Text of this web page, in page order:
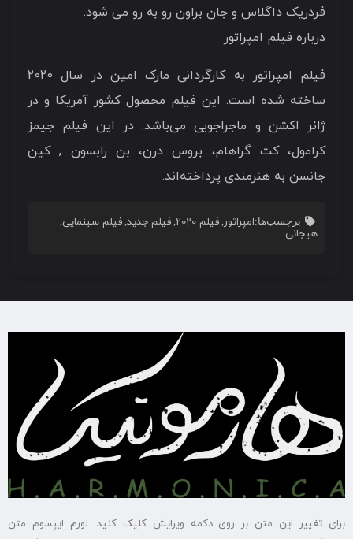
فردریک داگلاس و جان براون رو به رو می شود.
درباره فیلم امپراتور
فیلم امپراتور به کارگردانی مارک امین در سال 2020
ساخته شده است. این فیلم محصول کشور آمریکا و در
ژانر اکشن و ماجراجویی می‌باشد. در این فیلم جیمز
کرامول، کت گراهام، بروس درن، بن رابسون , کین
جانسن به هنرمندی پرداخته‌اند.
برچسب‌ها:امپراتور ,فیلم 2020 ,فیلم جدید ,فیلم سینمایی
هیجانی
برای تغییر این متن بر روی دکمه ویرایش کلیک کنید. لورم ایپسوم متن